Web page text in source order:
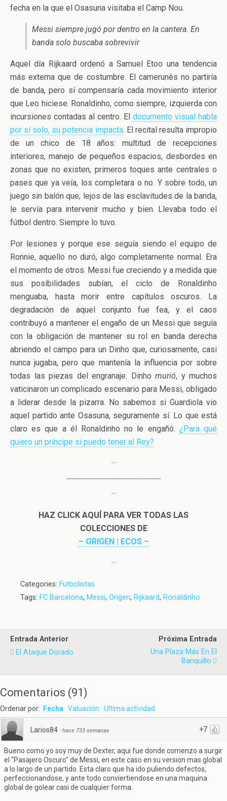
fecha en la que el Osasuna visitaba el Camp Nou.
Messi siempre jugó por dentro en la cantera. En
banda solo buscaba sobrevivir
Aquel día Rijkaard ordenó a Samuel Etoo una tendencia
más externa que de costumbre. El camerunés no partiría
de banda, pero sí compensaría cada movimiento interior
que Leo hiciese. Ronaldinho, como siempre, izquierda con
incursiones contadas al centro. El documento visual habla
por sí solo, su potencia impacta. El recital resulta impropio
de un chico de 18 años: multitud de recepciones
interiores, manejo de pequeños espacios, desbordes en
zonas que no existen, primeros toques ante centrales o
pases que ya veía, los completara o no. Y sobre todo, un
juego sin balón que, lejos de las esclavitudes de la banda,
le servía para intervenir mucho y bien. Llevaba todo el
fútbol dentro. Siempre lo tuvo.
Por lesiones y porque ese seguía siendo el equipo de
Ronnie, aquello no duró, algo completamente normal. Era
el momento de otros. Messi fue creciendo y a medida que
sus posibilidades subían, el ciclo de Ronaldinho
menguaba, hasta morir entre capítulos oscuros. La
degradación de aquel conjunto fue fea, y el caos
contribuyó a mantener el engaño de un Messi que seguía
con la obligación de mantener su rol en banda derecha
abriendo el campo para un Dinho que, curiosamente, casi
nunca jugaba, pero que mantenía la influencia por sobre
todas las piezas del engranaje. Dinho murió, y muchos
vaticinaron un complicado escenario para Messi, obligado
a liderar desde la pizarra. No sabemos si Guardiola vio
aquel partido ante Osasuna, seguramente sí. Lo que está
claro es que a él Ronaldinho no le engañó. ¿Para qué
quiero un príncipe si puedo tener al Rey?
···
···
HAZ CLICK AQUÍ PARA VER TODAS LAS
COLECCIONES DE
– ORIGEN | ECOS –
···
Categories: Futbolistas
Tags: FC Barcelona, Messi, Origen, Rijkaard, Ronaldinho
Entrada Anterior
El Ataque Dorado
Próxima Entrada
Una Plaza Más En El
Banquillo
Comentarios (91)
Ordenar por: Fecha Valuación Ultima actividad
+7
Larios84 · hace 733 semanas
Bueno como yo soy muy de Dexter, aqui fue donde comenzo a surgir
el "Pasajero Oscuro" de Messi, en este caso en su version mas global
a lo largo de un partido. Esta claro que ha ido puliendo defectos,
perfeccionandose, y ante todo conviertiendose en una maquina
global de golear casi de cualquier forma.